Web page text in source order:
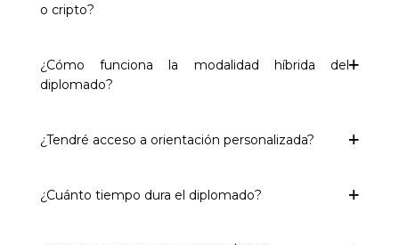
o cripto?
¿Cómo funciona la modalidad híbrida del
diplomado?
¿Tendré acceso a orientación personalizada?
¿Cuánto tiempo dura el diplomado?